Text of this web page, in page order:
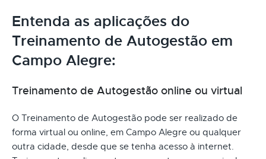
Entenda as aplicações do
Treinamento de Autogestão em
Campo Alegre:
Treinamento de Autogestão online ou virtual
O Treinamento de Autogestão pode ser realizado de
forma virtual ou online, em Campo Alegre ou qualquer
outra cidade, desde que se tenha acesso à internet.